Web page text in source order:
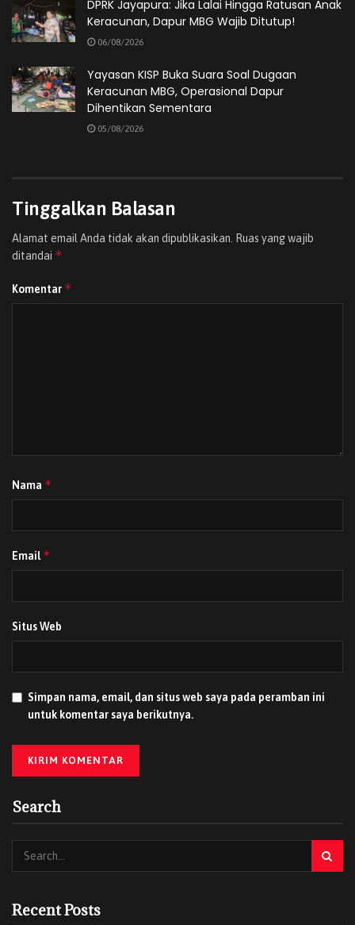
menyampaikan segala kegiatan,” tutup Supriadi Laling.
(Redaksi)
Wakil Ketua III
DPRK Jayapura: Jika Lalai Hingga Ratusan Anak
Keracunan, Dapur MBG Wajib Ditutup!
06/08/2026
Yayasan KISP Buka Suara Soal Dugaan
Keracunan MBG, Operasional Dapur
Dihentikan Sementara
05/08/2026
Tinggalkan Balasan
Alamat email Anda tidak akan dipublikasikan.
Ruas yang wajib
ditandai *
Komentar *
Nama *
Email *
Situs Web
Simpan nama, email, dan situs web saya pada peramban ini
untuk komentar saya berikutnya.
Search
Recent Posts